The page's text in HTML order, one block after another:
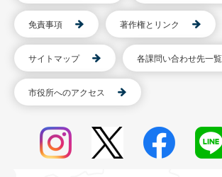
免責事項 著作権とリンク
サイトマップ 各課問い合わせ先一覧
市役所へのアクセス